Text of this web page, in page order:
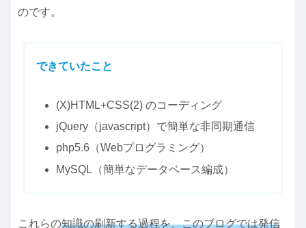
のです。
できていたこと
(X)HTML+CSS(2) のコーディング
jQuery（javascript）で簡単な非同期通信
php5.6（Webプログラミング）
MySQL（簡単なデータベース編成）
これらの知識の刷新する過程を、このブログでは発信